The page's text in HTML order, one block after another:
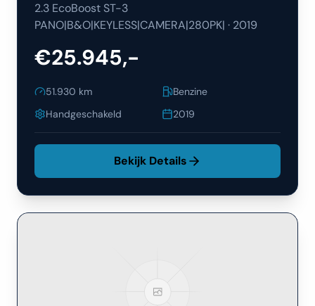
2.3 EcoBoost ST-3
PANO|B&O|KEYLESS|CAMERA|280PK| · 2019
€25.945,-
51.930 km
Benzine
Handgeschakeld
2019
Bekijk Details